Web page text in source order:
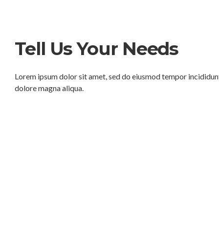
Tell Us Your Needs
Lorem ipsum dolor sit amet, sed do eiusmod tempor
dolore magna aliqua.